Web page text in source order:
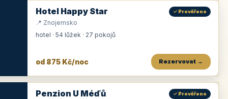
Hotel Happy Star ✓ Prověřeno
📍 Znojemsko
hotel · 54 lůžek · 27 pokojů
od 875 Kč/noc Rezervovat →
Penzion U Méďů ✓ Prověřeno